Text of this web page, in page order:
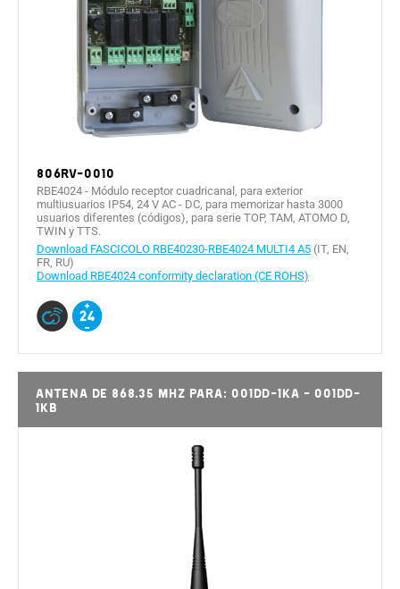
806RV-0010
RBE4024 - Módulo receptor cuadricanal, para exterior
multiusuarios IP54, 24 V AC - DC, para memorizar hasta 3000
usuarios diferentes (códigos), para serie TOP, TAM, ATOMO D,
TWIN y TTS.
Download FASCICOLO RBE40230-RBE4024 MULTI4 A5 (IT, EN,
FR, RU)
Download RBE4024 conformity declaration (CE ROHS)
Antena de 868.35 MHz para: 001DD-1KA - 001DD-
1KB